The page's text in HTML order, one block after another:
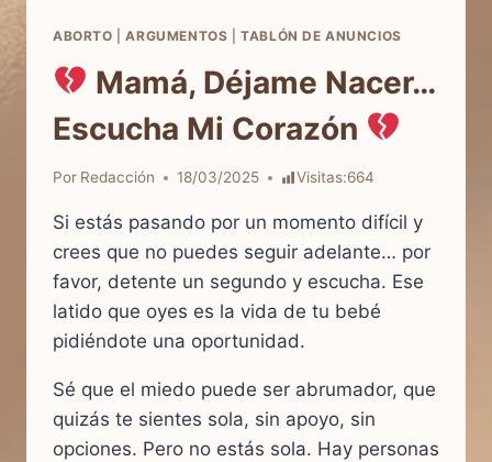
ABORTO |ARGUMENTOS |TABLÓN DE ANUNCIOS
Mamá, Déjame Nacer…
Escucha Mi Corazón
Por Redacción 18/03/2025 Visitas:664
Si estás pasando por un momento difícil y
crees que no puedes seguir adelante… por
favor, detente un segundo y escucha. Ese
latido que oyes es la vida de tu bebé
pidiéndote una oportunidad.
Sé que el miedo puede ser abrumador, que
quizás te sientes sola, sin apoyo, sin
opciones. Pero no estás sola. Hay personas